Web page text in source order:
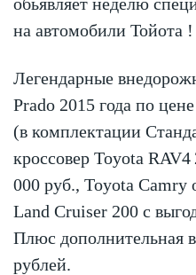
на автомобили Тойота !
Легендарные
Prado 2015 года по
(в комплектации
кроссовер Toyota RAV4
000 руб., Toyota Camry
Land Cruiser 200 с
Плюс дополнительная
рублей.